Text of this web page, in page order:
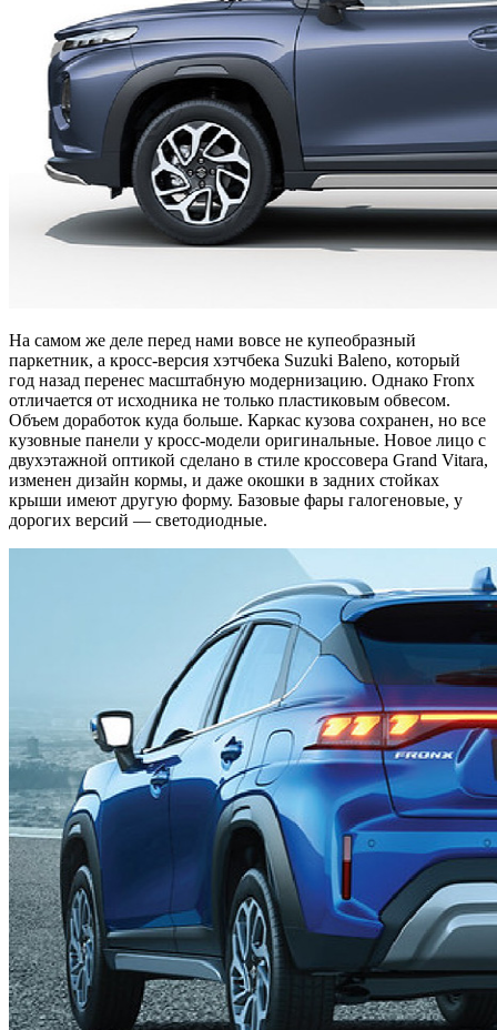
На самом же деле перед нами вовсе не купеобразный
паркетник, а кросс-версия хэтчбека Suzuki Baleno, который
год назад перенес масштабную модернизацию. Однако Fronx
отличается от исходника не только пластиковым обвесом.
Объем доработок куда больше. Каркас кузова сохранен, но все
кузовные панели у кросс-модели оригинальные. Новое лицо с
двухэтажной оптикой сделано в стиле кроссовера Grand Vitara,
изменен дизайн кормы, и даже окошки в задних стойках
крыши имеют другую форму. Базовые фары галогеновые, у
дорогих версий — светодиодные.